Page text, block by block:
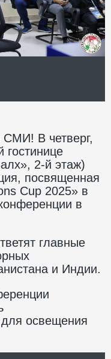
В четверг,
гостинице
2-й этаж)
посвященная
Cup 2025» в
в
главные
и Индии.
освещения